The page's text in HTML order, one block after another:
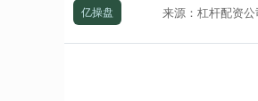
亿操盘 来源：杠杆配资